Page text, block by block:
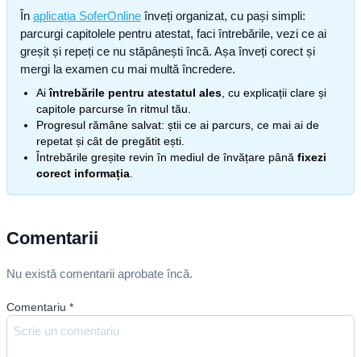
În aplicația SoferOnline înveți organizat, cu pași simpli:
parcurgi capitolele pentru atestat, faci întrebările, vezi ce ai
greșit și repeți ce nu stăpânești încă. Așa înveți corect și
mergi la examen cu mai multă încredere.
Aiîntrebările pentru atestatul ales , cu explicații clare și
capitole parcurse în ritmul tău.
Progresul rămâne salvat: știi ce ai parcurs, ce mai ai de
repetat și cât de pregătit ești.
Întrebările greșite revin în mediul de învățare până fixezi
corect informația
Comentarii
Nu există comentarii aprobate încă.
Comentariu *